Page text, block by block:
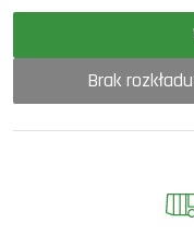
Brak